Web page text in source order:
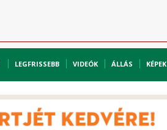
LEGFRISSEBB VIDEÓK ÁLLÁS KÉPEK